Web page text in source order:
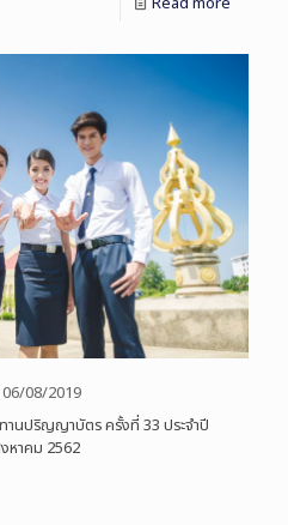
06/08/2019
านปริญญาบัตร ครั้งที่ 33 ประจำปี
หาคม 2562